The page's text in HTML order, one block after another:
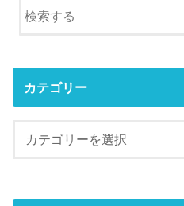
カテゴリー